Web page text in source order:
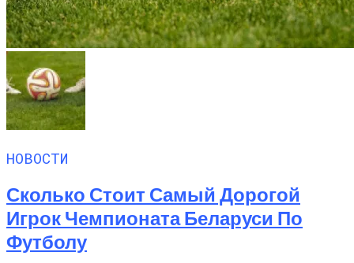
НОВОСТИ
Сколько Стоит Самый Дорогой
Игрок Чемпионата Беларуси По
Футболу